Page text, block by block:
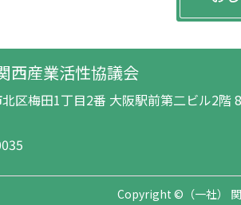
産業活性協議会
区梅田1丁目2番 大阪駅前第二ビル2階
Copyright ©（一社）